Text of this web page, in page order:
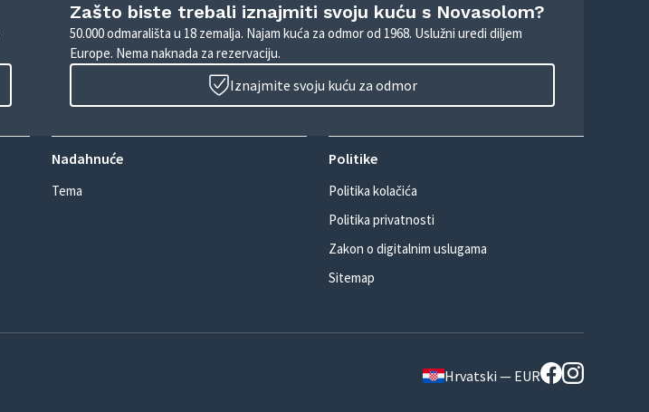
Zašto biste trebali iznajmiti svoju kuću s Novasolom?
50.000 odmarališta u 18 zemalja. Najam kuća za odmor od 1968. Uslužni uredi diljem
Europe. Nema naknada za rezervaciju.
Iznajmite svoju kuću za odmor
Nadahnuće
Tema
Politike
Politika kolačića
Politika privatnosti
Zakon o digitalnim uslugama
Sitemap
Hrvatski — EUR